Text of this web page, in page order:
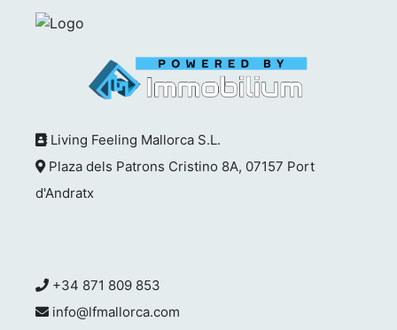
Living Feeling Mallorca S.L.
Plaza dels Patrons Cristino 8A, 07157 Port
d'Andratx
+34 871 809 853
info@lfmallorca.com